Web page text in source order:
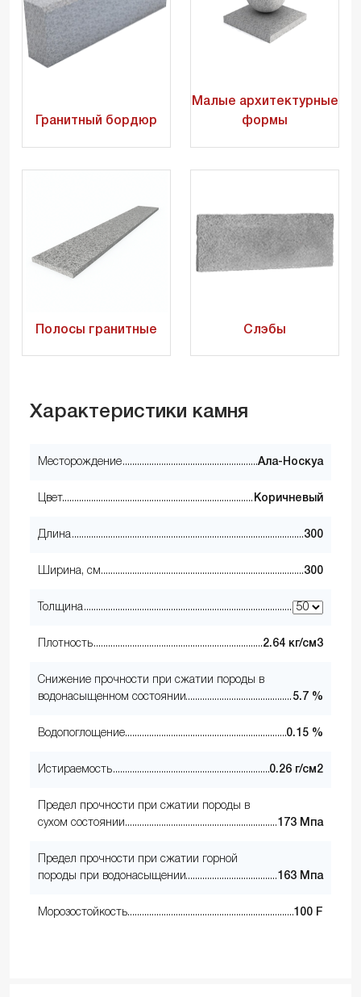
Гранитный бордюр
Малые архитектурные
формы
Полосы гранитные Слэбы
Характеристики камня
Месторождение Ала-Носкуа
Цвет Коричневый
Длина 300
Ширина, см 300
Толщина
Плотность 2.64 кг/см3
Снижение прочности при сжатии породы в
водонасыщенном состоянии
5.7 %
Водопоглощение 0.15 %
Истираемость 0.26 г/см2
Предел прочности при сжатии породы в
сухом состоянии
173 Мпа
Предел прочности при сжатии горной
породы при водонасыщении
163 Мпа
Морозостойкость 100 F